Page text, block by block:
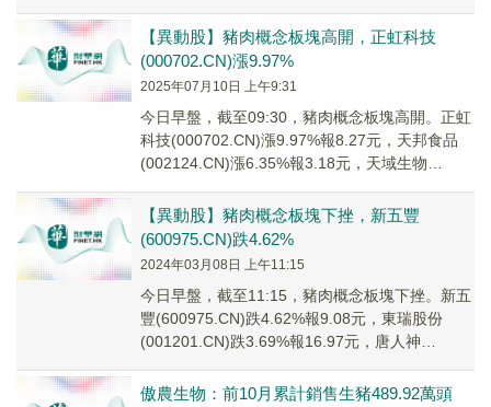
【異動股】豬肉概念板塊高開，正虹科技
(000702.CN)漲9.97%
2025年07月10日 上午9:31
今日早盤，截至09:30，豬肉概念板塊高開。正虹
科技(000702.CN)漲9.97%報8.27元，天邦食品
(002124.CN)漲6.35%報3.18元，天域生物
【異動股】豬肉概念板塊下挫，新五豐
(600975.CN)跌4.62%
2024年03月08日 上午11:15
今日早盤，截至11:15，豬肉概念板塊下挫。新五
豐(600975.CN)跌4.62%報9.08元，東瑞股份
(001201.CN)跌3.69%報16.97元，唐人神
傲農生物：前10月累計銷售生豬489.92萬頭